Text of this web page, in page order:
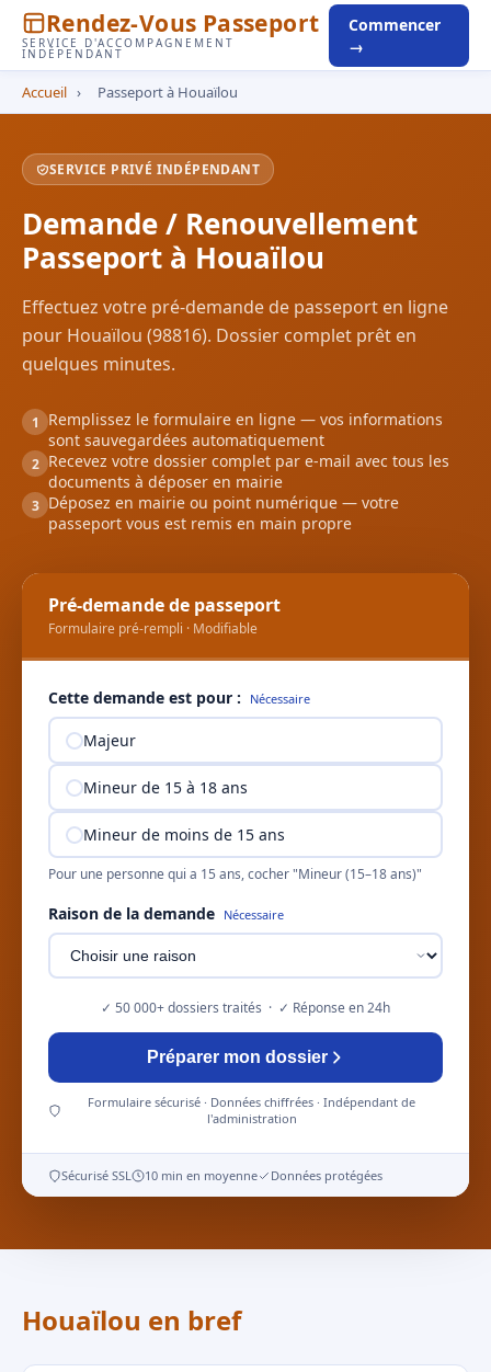
Rendez-Vous Passeport
SERVICE D'ACCOMPAGNEMENT
INDÉPENDANT
Commencer
→
Accueil › Passeport à Houaïlou
SERVICE PRIVÉ INDÉPENDANT
Demande / Renouvellement
Passeport à Houaïlou
Effectuez votre pré-demande de passeport en ligne
pour Houaïlou (98816). Dossier complet prêt en
quelques minutes.
1
Remplissez le formulaire en ligne — vos informations
sont sauvegardées automatiquement
2 Recevez votre dossier complet par e-mail avec tous les
documents à déposer en mairie
3 Déposez en mairie ou point numérique — votre
passeport vous est remis en main propre
Pré-demande de passeport
Formulaire pré-rempli · Modifiable
Cette demande est pour : Nécessaire
Majeur
Mineur de 15 à 18 ans
Mineur de moins de 15 ans
Pour une personne qui a 15 ans, cocher "Mineur (15–18 ans)"
Raison de la demande Nécessaire
✓ 50 000+ dossiers traités · ✓ Réponse en 24h
Préparer mon dossier
Formulaire sécurisé · Données chiffrées · Indépendant de
l'administration
Sécurisé SSL 10 min en moyenne Données protégées
Houaïlou en bref